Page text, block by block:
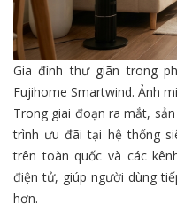
Gia đình thư giãn trong
Fujihome Smartwind. Ảnh
Trong giai đoạn ra mắt,
trình ưu đãi tại hệ thống
trên toàn quốc và các
điện tử, giúp người dùng
hơn.